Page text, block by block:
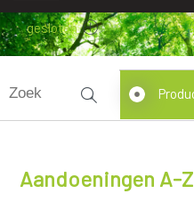
gesloten
Aandoeningen A-Z